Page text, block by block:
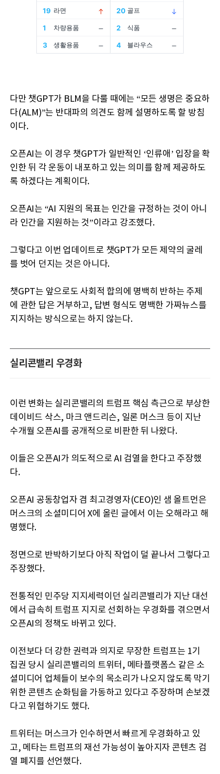
다만 챗GPT가 BLM을 다룰 때에는 “모든 생명은 중요하
다(ALM)”는 반대파의 의견도 함께 설명하도록 할 방침
이다.
오픈AI는 이 경우 챗GPT가 일반적인 ‘인류애’ 입장을 확
인한 뒤 각 운동이 내포하고 있는 의미를 함께 제공하도
록 하겠다는 계획이다.
오픈AI는 “AI 지원의 목표는 인간을 규정하는 것이 아니
라 인간을 지원하는 것”이라고 강조했다.
그렇다고 이번 업데이트로 챗GPT가 모든 제약의 굴레
를 벗어 던지는 것은 아니다.
챗GPT는 앞으로도 사회적 합의에 명백히 반하는 주제
에 관한 답은 거부하고, 답변 형식도 명백한 가짜뉴스를
지지하는 방식으로는 하지 않는다.
실리콘밸리 우경화
이런 변화는 실리콘밸리의 트럼프 핵심 측근으로 부상한
데이비드 삭스, 마크 앤드리슨, 일론 머스크 등이 지난
수개월 오픈AI를 공개적으로 비판한 뒤 나왔다.
이들은 오픈AI가 의도적으로 AI 검열을 한다고 주장했
다.
오픈AI 공동창업자 겸 최고경영자(CEO)인 샘 올트먼은
머스크의 소셜미디어 X에 올린 글에서 이는 오해라고 해
명했다.
정면으로 반박하기보다 아직 작업이 덜 끝나서 그렇다고
주장했다.
전통적인 민주당 지지세력이던 실리콘밸리가 지난 대선
에서 급속히 트럼프 지지로 선회하는 우경화를 겪으면서
오픈AI의 정책도 바뀌고 있다.
이전보다 더 강한 권력과 의지로 무장한 트럼프는 1기
집권 당시 실리콘밸리의 트위터, 메타플랫폼스 같은 소
셜미디어 업체들이 보수의 목소리가 나오지 않도록 막기
위한 콘텐츠 순화팀을 가동하고 있다고 주장하며 손보겠
다고 위협하기도 했다.
트위터는 머스크가 인수하면서 빠르게 우경화하고 있
고, 메타는 트럼프의 재선 가능성이 높아지자 콘텐츠 검
열 폐지를 선언했다.